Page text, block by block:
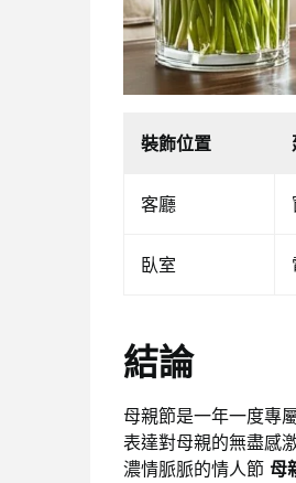
裝飾位置
客廳
臥室
結論
母親節是一年一度專
表達對母親的無盡感
濃情脈脈的情人節 母